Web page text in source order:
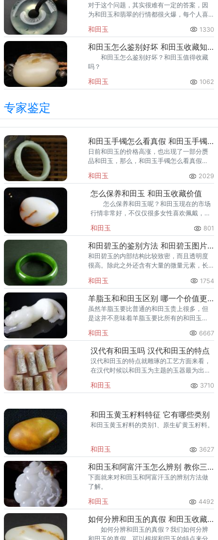
对于这个问题，其实很难有一定的答案，因
为和田玉和翡翠的行情都很火爆，每个人喜
和田玉 1330
和田玉怎么鉴别好坏 和田玉收藏知识
和田玉怎么鉴别好坏？和田玉值得收藏
吗？
和田玉 1062
专家鉴定
和田玉手镯怎么看真假 和田玉手镯特点介绍
日前和田玉的价格高涨，也出现了一部分赝
品和田玉，那么，和田玉手镯怎么看真假
果是真的和田玉手镯的话，质地是属于温润
细腻的，而且呈现的是油脂光泽。
和田玉 2029
怎么保养和田玉 和田玉收藏价值
怎么保养和田玉呢？和田玉现在的市场
行情非常好，不仅仅很多女性喜欢佩戴，也
和田玉 801
和田碧玉的鉴别方法 和田碧玉图片及价值
和田碧玉的内部结构比较致密，而且透明度
很高。除此之外还含有大量的微量元素，长
起来凸显气质，是很多女性追捧室种类。
和田玉 1754
羊脂玉和和田玉区别 哪一个价值更高
虽然羊脂玉要比普通的和田玉贵上很多，但
是这并不意味着羊脂玉要比所有的和田玉
和田玉 6667
汉代有和田玉吗 汉代和田玉的特点
汉代和田玉的特点就雕琢的工艺方面来看，
在汉代时候以和田玉为主题的玉器最为出名
是当时风格特点的代表。
和田玉 3710
和田玉黄玉籽料特征 它有哪些类别
和田玉黄玉籽料的类别1、原生矿黄玉籽料。
和田玉 3627
和田玉和阿富汗玉怎么辨别 教你三个方法
下面就来对和田玉和阿富汗玉的辨别方法做
了解。
和田玉 4492
如何分辨和田玉的真假 和田玉收藏知识
如何分辨和田玉的真假？我们如何分辨